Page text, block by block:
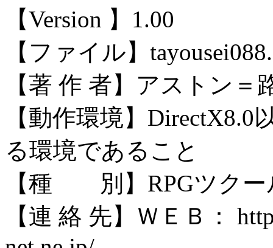
【Version 】1.00
【ファイル】tayousei088.
【著 作 者】アストン＝
【動作環境】
る環境であること
【種 別】RPGツクー
【連 絡 先】ＷＥＢ：